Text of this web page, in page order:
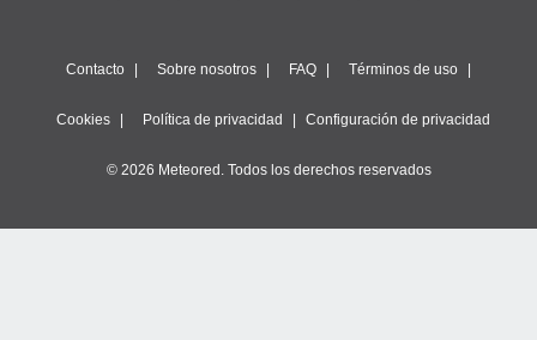
Contacto Sobre nosotros FAQ Términos de uso
Cookies Política de privacidad Configuración de privacidad
© 2026 Meteored. Todos los derechos reservados